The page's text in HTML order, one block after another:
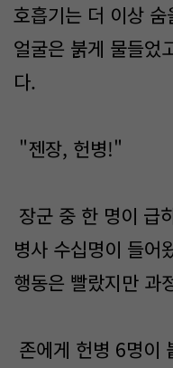
호흡기는 더 이상
얼굴은 붉게 물들었
다.
"젠장, 헌병!"
장군 중 한 명이 급
병사 수십명이 들어
행동은 빨랐지만 과
존에게 헌병 6명이